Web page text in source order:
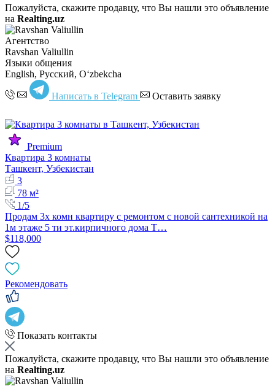
Пожалуйста, скажите продавцу, что Вы нашли это объявление
на Realting.uz
Агентство
Ravshan Valiullin
Языки общения
English, Русский, Oʻzbekcha
Написать в Telegram Оставить заявку
Premium
Квартира 3 комнаты
Ташкент, Узбекистан
3
78 м²
1/5
Продам 3х комн квартиру с ремонтом с новой сантехникой на
1м этаже 5 ти эт.кирпичного дома Т…
$118,000
Рекомендовать
Показать контакты
Пожалуйста, скажите продавцу, что Вы нашли это объявление
на Realting.uz